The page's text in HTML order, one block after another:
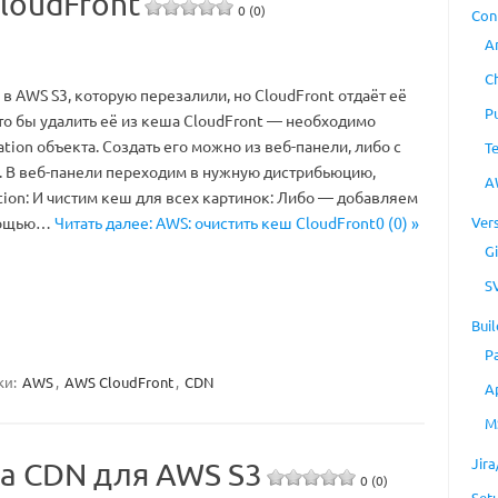
0 (0)
AWS S3, которую перезалили, но CloudFront отдаёт её
бы удалить её из кеша CloudFront — необходимо
объекта. Создать его можно из веб-панели, либо с
В веб-панели переходим в нужную дистрибьюцию,
И чистим кеш для всех картинок: Либо — добавляем
Читать далее: AWS: очистить кеш CloudFront0 (0) »
AWS, AWS CloudFront, CDN
CDN для AWS S3 0 (0)